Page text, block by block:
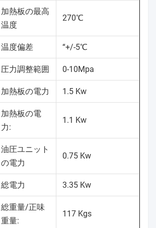
加熱板の最高
温度
270℃
温度偏差 “+/-5℃
圧力調整範囲 0-10Mpa
加熱板の電力 1.5 Kw
加熱板の電
力:
1.1 Kw
油圧ユニット
の電力
0.75 Kw
総電力 3.35 Kw
総重量/正味
重量:
117 Kgs